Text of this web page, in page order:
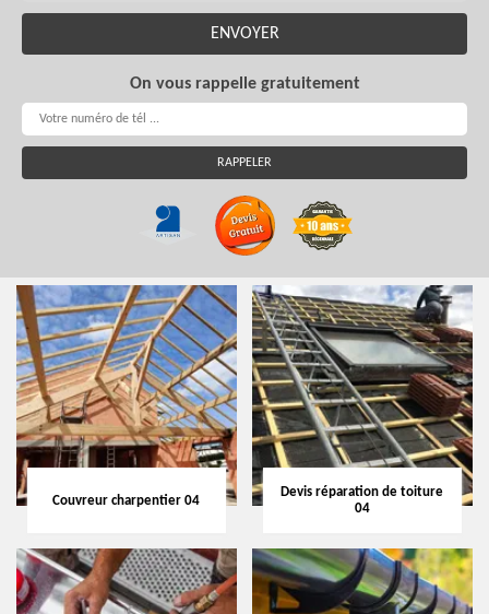
On vous rappelle gratuitement
Couvreur charpentier 04
Devis réparation de toiture
04